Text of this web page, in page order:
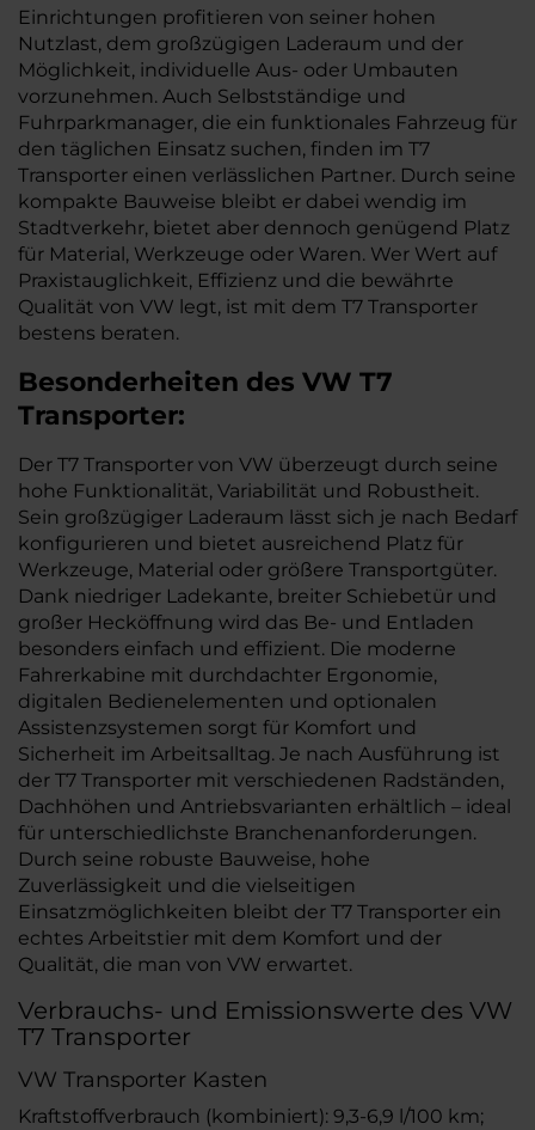
Einrichtungen profitieren von seiner hohen
Nutzlast, dem großzügigen Laderaum und der
Möglichkeit, individuelle Aus- oder Umbauten
vorzunehmen. Auch Selbstständige und
Fuhrparkmanager, die ein funktionales Fahrzeug für
den täglichen Einsatz suchen, finden im T7
Transporter einen verlässlichen Partner. Durch seine
kompakte Bauweise bleibt er dabei wendig im
Stadtverkehr, bietet aber dennoch genügend Platz
für Material, Werkzeuge oder Waren. Wer Wert auf
Praxistauglichkeit, Effizienz und die bewährte
Qualität von VW legt, ist mit dem T7 Transporter
bestens beraten.
Besonderheiten des VW T7
Transporter:
Der T7 Transporter von VW überzeugt durch seine
hohe Funktionalität, Variabilität und Robustheit.
Sein großzügiger Laderaum lässt sich je nach Bedarf
konfigurieren und bietet ausreichend Platz für
Werkzeuge, Material oder größere Transportgüter.
Dank niedriger Ladekante, breiter Schiebetür und
großer Hecköffnung wird das Be- und Entladen
besonders einfach und effizient. Die moderne
Fahrerkabine mit durchdachter Ergonomie,
digitalen Bedienelementen und optionalen
Assistenzsystemen sorgt für Komfort und
Sicherheit im Arbeitsalltag. Je nach Ausführung ist
der T7 Transporter mit verschiedenen Radständen,
Dachhöhen und Antriebsvarianten erhältlich – ideal
für unterschiedlichste Branchenanforderungen.
Durch seine robuste Bauweise, hohe
Zuverlässigkeit und die vielseitigen
Einsatzmöglichkeiten bleibt der T7 Transporter ein
echtes Arbeitstier mit dem Komfort und der
Qualität, die man von VW erwartet.
Verbrauchs- und Emissionswerte des VW
T7 Transporter
VW Transporter Kasten
Kraftstoffverbrauch (kombiniert): 9,3-6,9 l/100 km;